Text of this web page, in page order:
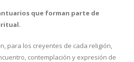
que forman parte de
para los creyentes de cada religión,
contemplación y expresión de